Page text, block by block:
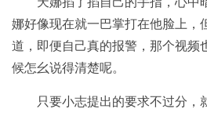
娜好像现在就一巴掌打在他脸上，
道，即便自己真的报警，那个视频
候怎幺说得清楚呢。
只要小志提出的要求不过分，